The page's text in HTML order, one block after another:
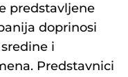
predstavljene
doprinosi
i
Predstavnici